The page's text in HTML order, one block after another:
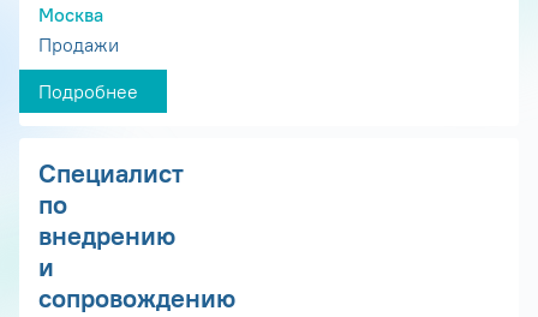
Москва
Продажи
Подробнее
Специалист
по
внедрению
и
сопровождению